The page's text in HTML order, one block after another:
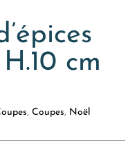
cm
, Coupes, Noël